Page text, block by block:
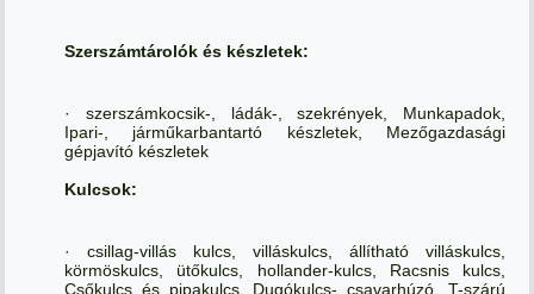
Szerszámtárolók és készletek:
· szerszámkocsik-, ládák-, szekrények, Munkapadok,
Ipari-, járműkarbantartó készletek, Mezőgazdasági
gépjavító készletek
Kulcsok:
· csillag-villás kulcs, villáskulcs, állítható villáskulcs,
körmöskulcs, ütőkulcs, hollander-kulcs, Racsnis kulcs,
Csőkulcs és pipakulcs, Dugókulcs- csavarhúzó, T-szárú